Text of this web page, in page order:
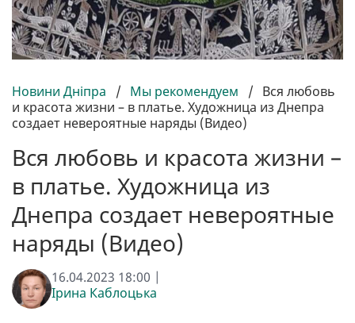
Новини Дніпра / Мы рекомендуем / Вся любовь
и красота жизни – в платье. Художница из Днепра
создает невероятные наряды (Видео)
Вся любовь и красота жизни –
в платье. Художница из
Днепра создает невероятные
наряды (Видео)
16.04.2023 18:00 |
Ірина Каблоцька